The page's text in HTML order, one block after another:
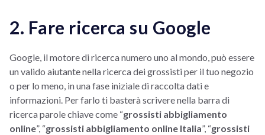
2. Fare ricerca su Google
Google, il motore di ricerca numero uno al mondo, può essere
un valido aiutante nella ricerca dei grossisti per il tuo negozio
o per lo meno, in una fase iniziale di raccolta dati e
informazioni. Per farlo ti basterà scrivere nella barra di
ricerca parole chiave come “grossisti abbigliamento
online”, “grossisti abbigliamento online Italia”, “grossisti